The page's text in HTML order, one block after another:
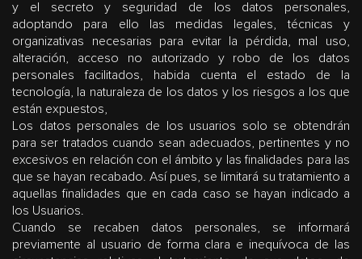
y el secreto y seguridad de los datos personales,
adoptando para ello las medidas legales, técnicas y
organizativas necesarias para evitar la pérdida, mal uso,
alteración, acceso no autorizado y robo de los datos
personales facilitados, habida cuenta el estado de la
tecnología, la naturaleza de los datos y los riesgos a los que
están expuestos,
Los datos personales de los usuarios solo se obtendrán
para ser tratados cuando sean adecuados, pertinentes y no
excesivos en relación con el ámbito y las finalidades para las
que se hayan recabado. Así pues, se limitará su tratamiento a
aquellas finalidades que en cada caso se hayan indicado a
los Usuarios.
Cuando se recaben datos personales, se informará
previamente al usuario de forma clara e inequívoca de las